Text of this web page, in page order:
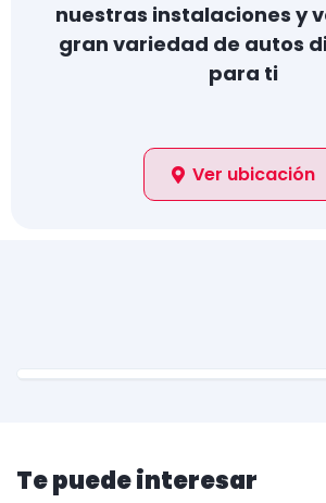
nuestras instalaciones y
gran variedad de autos
para ti
Ver ubicación
Te puede interesar